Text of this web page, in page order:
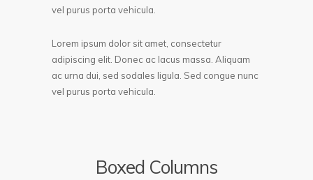
vel purus porta vehicula.
Lorem ipsum dolor sit amet, consectetur
adipiscing elit. Donec ac lacus massa. Aliquam
ac urna dui, sed sodales ligula. Sed congue nunc
vel purus porta vehicula.
Boxed Columns